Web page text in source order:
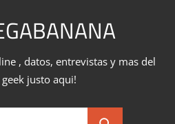
, datos, entrevistas y mas del
justo aqui!